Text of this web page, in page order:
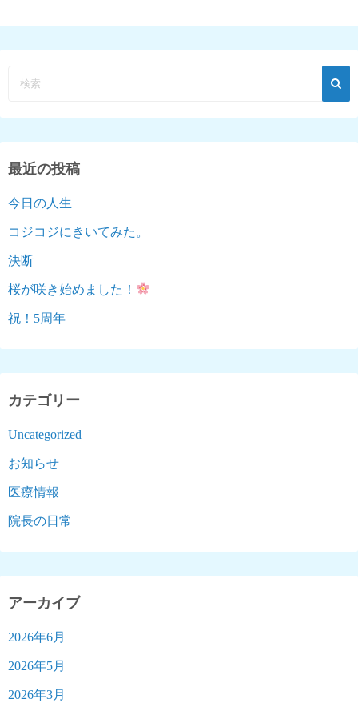
最近の投稿
今日の人生
コジコジにきいてみた。
決断
桜が咲き始めました！
祝！5周年
カテゴリー
Uncategorized
お知らせ
医療情報
院長の日常
アーカイブ
2026年6月
2026年5月
2026年3月